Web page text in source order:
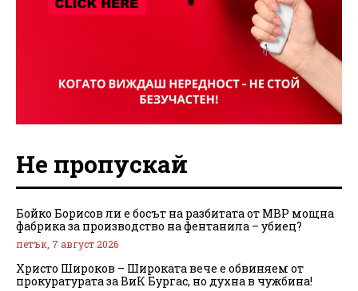
Не пропускай
Бойко Борисов ли е босът на разбитата от МВР мощна
фабрика за производство на фентанила – убиец?
петък, 7 август 2026
Христо Широков – Широката вече е обвиняем от
прокуратурата за ВиК Бургас, но духна в чужбина!